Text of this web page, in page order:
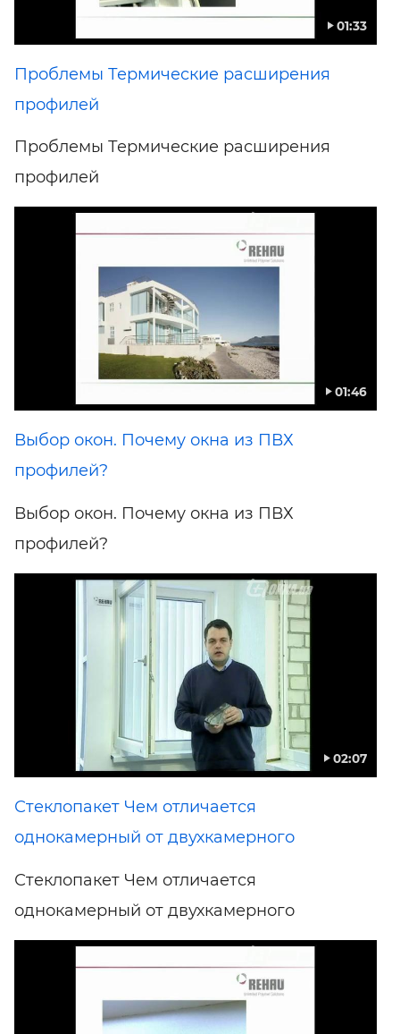
01:33
Проблемы Термические расширения
профилей
Проблемы Термические расширения
профилей
01:46
Выбор окон. Почему окна из ПВХ
профилей?
Выбор окон. Почему окна из ПВХ
профилей?
02:07
Стеклопакет Чем отличается
однокамерный от двухкамерного
Стеклопакет Чем отличается
однокамерный от двухкамерного